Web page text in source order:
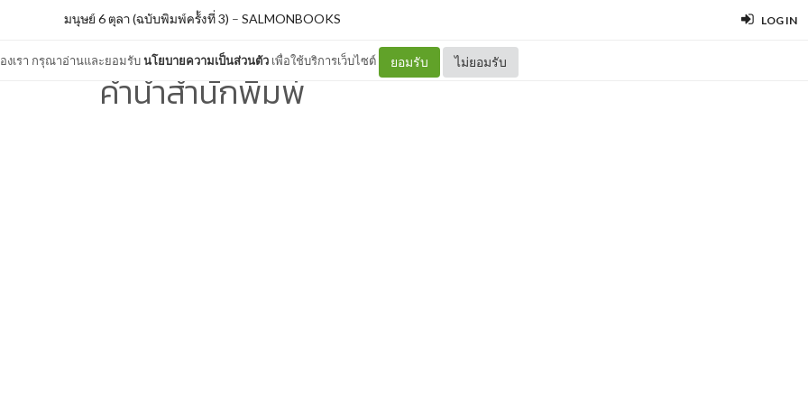
LOG IN
งเรา กรุณาอ่านและยอมรับนโยบายความเป็นส่วนตัว เพื่อใช้บริการเว็บไซต์ ยอมรับ ไม่ยอมรับ
มนุษย์ 6 ตุลา (ฉบับพิมพ์ครั้งที่ 3) – SALMONBOOKS
คำนำสำนักพิมพ์